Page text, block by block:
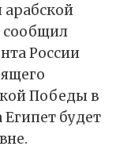
сообщил
России
Победы в
будет